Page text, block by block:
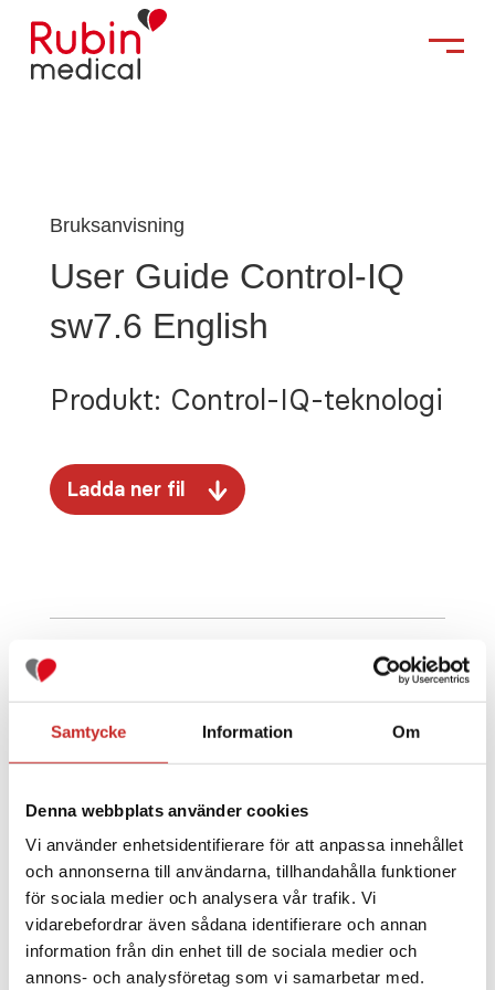
Samtycke Information Om
Denna webbplats använder cookies
Vi använder enhetsidentifierare för att anpassa innehållet
och annonserna till användarna, tillhandahålla funktioner
för sociala medier och analysera vår trafik. Vi
vidarebefordrar även sådana identifierare och annan
information från din enhet till de sociala medier och
annons- och analysföretag som vi samarbetar med.
Bruksanvisning
User Guide Control-IQ
sw7.6 English
Produkt: Control-IQ-teknologi
Ladda ner fil
Annan information i kategorin
User Guide Control-IQ and mobile
Besök och ladda
ner här